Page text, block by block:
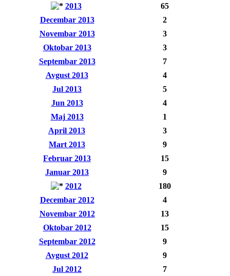
2013
65
Decembar 2013
2
Novembar 2013
3
Oktobar 2013
3
Septembar 2013
7
Avgust 2013
4
Jul 2013
5
Jun 2013
4
Maj 2013
1
April 2013
3
Mart 2013
9
Februar 2013
15
Januar 2013
9
2012
180
Decembar 2012
4
Novembar 2012
13
Oktobar 2012
15
Septembar 2012
9
Avgust 2012
9
Jul 2012
7